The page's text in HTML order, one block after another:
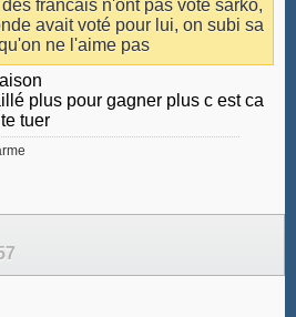
francais n'ont pas voté sarko,
avait voté pour lui, on subi sa
ne l'aime pas
plus pour gagner plus c est ca
tuer